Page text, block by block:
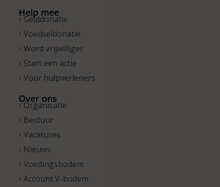
Help mee
Gelddonatie
Voedseldonatie
Word vrijwilliger
Start een actie
Voor hulpverleners
Over ons
Organisatie
Bestuur
Vacatures
Nieuws
Voedingsbodem
Account V-bodem